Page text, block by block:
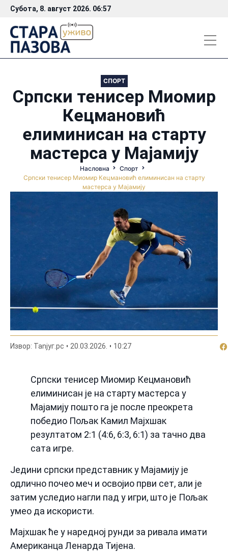
Субота, 8. август 2026. 06:57
СПОРТ
Српски тенисер Миомир
Кецмановић
елиминисан на старту
мастерса у Мајамију
Насловна
Спорт
Српски тенисер Миомир Кецмановић елиминисан на старту
мастерса у Мајамију
Извор: Таnjyг.рс 20.03.2026. 10:27
Српски тенисер Миомир Кецмановић
елиминисан је на старту мастерса у
Мајамију пошто га је после преокрета
победио Пољак Камил Мајхшак
резултатом 2:1 (4:6, 6:3, 6:1) за тачно два
сата игре.
Једини српски представник у Мајамију је
одлично почео меч и освојио први сет, али је
затим уследио нагли пад у игри, што је Пољак
умео да искористи.
Мајхшак ће у наредној рунди за ривала имати
Американца Ленарда Тијена.